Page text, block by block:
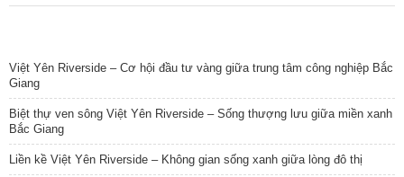
Việt Yên Riverside – Cơ hội đầu tư vàng giữa trung tâm công nghiệp Bắc
Giang
Biệt thự ven sông Việt Yên Riverside – Sống thượng lưu giữa miền xanh
Bắc Giang
Liền kề Việt Yên Riverside – Không gian sống xanh giữa lòng đô thị